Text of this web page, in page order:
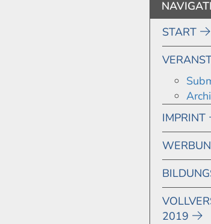
START
IMPRINT
2019